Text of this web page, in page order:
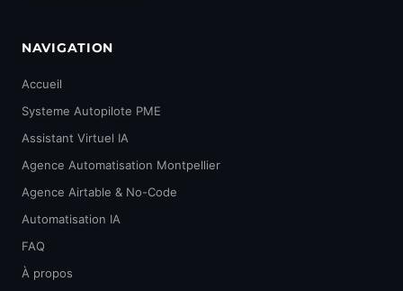
NAVIGATION
Accueil
Systeme Autopilote PME
Assistant Virtuel IA
Agence Automatisation Montpellier
Agence Airtable & No-Code
Automatisation IA
FAQ
À propos